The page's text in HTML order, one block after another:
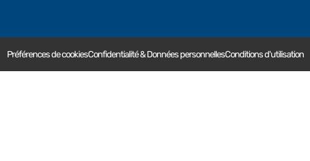
Préférences de cookiesConfidentialité & Données personnellesConditions d'utilisation